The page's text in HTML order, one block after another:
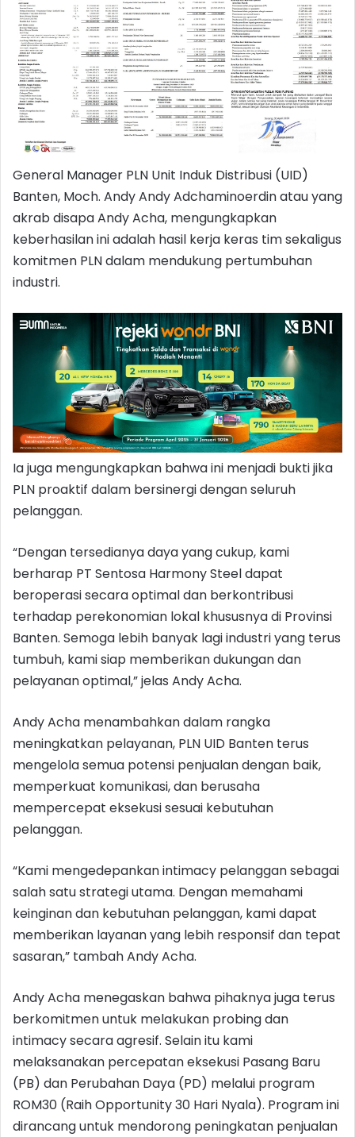
General Manager PLN Unit Induk Distribusi (UID)
Banten, Moch. Andy Andy Adchaminoerdin atau yang
akrab disapa Andy Acha, mengungkapkan
keberhasilan ini adalah hasil kerja keras tim sekaligus
komitmen PLN dalam mendukung pertumbuhan
industri.
Ia juga mengungkapkan bahwa ini menjadi bukti jika
PLN proaktif dalam bersinergi dengan seluruh
pelanggan.
“Dengan tersedianya daya yang cukup, kami
berharap PT Sentosa Harmony Steel dapat
beroperasi secara optimal dan berkontribusi
terhadap perekonomian lokal khususnya di Provinsi
Banten. Semoga lebih banyak lagi industri yang terus
tumbuh, kami siap memberikan dukungan dan
pelayanan optimal,” jelas Andy Acha.
Andy Acha menambahkan dalam rangka
meningkatkan pelayanan, PLN UID Banten terus
mengelola semua potensi penjualan dengan baik,
memperkuat komunikasi, dan berusaha
mempercepat eksekusi sesuai kebutuhan
pelanggan.
“Kami mengedepankan intimacy pelanggan sebagai
salah satu strategi utama. Dengan memahami
keinginan dan kebutuhan pelanggan, kami dapat
memberikan layanan yang lebih responsif dan tepat
sasaran,” tambah Andy Acha.
Andy Acha menegaskan bahwa pihaknya juga terus
berkomitmen untuk melakukan probing dan
intimacy secara agresif. Selain itu kami
melaksanakan percepatan eksekusi Pasang Baru
(PB) dan Perubahan Daya (PD) melalui program
ROM30 (Raih Opportunity 30 Hari Nyala). Program ini
dirancang untuk mendorong peningkatan penjualan